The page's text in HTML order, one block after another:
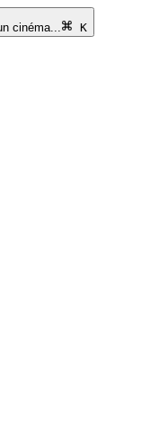
cinéma...
K